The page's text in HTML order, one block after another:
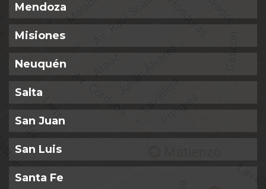
Mendoza
Misiones
Neuquén
Salta
San Juan
San Luis
Santa Fe